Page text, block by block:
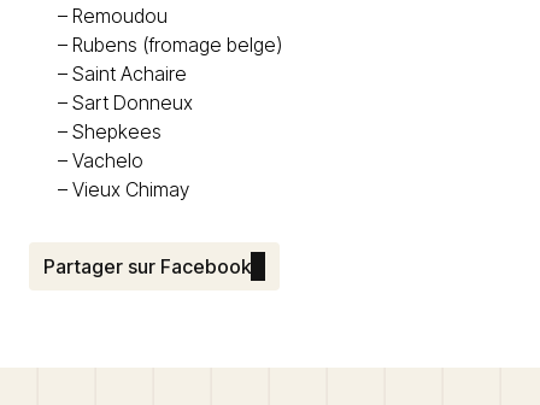
– Remoudou
– Rubens (fromage belge)
– Saint Achaire
– Sart Donneux
– Shepkees
– Vachelo
– Vieux Chimay
Partager sur Facebook